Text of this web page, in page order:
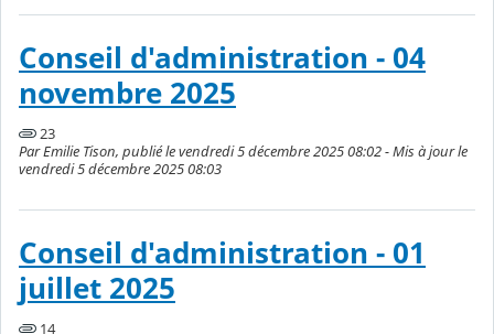
Conseil d'administration - 04
novembre 2025
23
Par Emilie Tison, publié le vendredi 5 décembre 2025 08:02 - Mis à jour le
vendredi 5 décembre 2025 08:03
Conseil d'administration - 01
juillet 2025
14